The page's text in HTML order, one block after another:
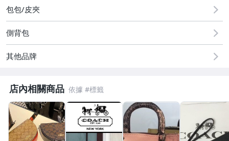
包包/皮夾
側背包
其他品牌
店內相關商品